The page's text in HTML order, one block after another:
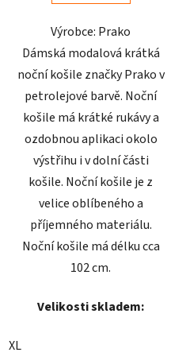
hvězdiček.
Výrobce: Prako
Dámská modalová krátká
noční košile značky Prako v
petrolejové barvě. Noční
košile má krátké rukávy a
ozdobnou aplikaci okolo
výstřihu i v dolní části
košile. Noční košile je z
velice oblíbeného a
příjemného materiálu.
Noční košile má délku cca
102 cm.
Velikosti skladem:
XL